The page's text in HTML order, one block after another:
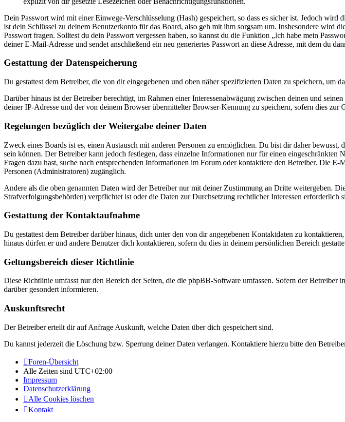
Dein Passwort wird mit einer Einwege-Verschlüsselung (Hash) gespeichert, so dass es sicher ist. Jedoch
ist dein Schlüssel zu deinem Benutzerkonto für das Board, also geh mit ihm sorgsam um. Insbesondere
Passwort fragen. Solltest du dein Passwort vergessen haben, so kannst du die Funktion „Ich habe mein
deiner E-Mail-Adresse und sendet anschließend ein neu generiertes Passwort an diese Adresse, mit dem du
Gestattung der Datenspeicherung
Du gestattest dem Betreiber, die von dir eingegebenen und oben näher spezifizierten Daten zu speichern, um
Darüber hinaus ist der Betreiber berechtigt, im Rahmen einer Interessenabwägung zwischen deinen und
deiner IP-Adresse und der von deinem Browser übermittelter Browser-Kennung zu speichern, sofern dies
Regelungen bezüglich der Weitergabe deiner Daten
Zweck eines Boards ist es, einen Austausch mit anderen Personen zu ermöglichen. Du bist dir daher
sein können. Der Betreiber kann jedoch festlegen, dass einzelne Informationen nur für einen
Fragen dazu hast, suche nach entsprechenden Informationen im Forum oder kontaktiere den Betreiber. Die
Personen (Administratoren) zugänglich.
Andere als die oben genannten Daten wird der Betreiber nur mit deiner Zustimmung an Dritte weitergeben.
Strafverfolgungsbehörden) verpflichtet ist oder die Daten zur Durchsetzung rechtlicher Interessen erforderlich
Gestattung der Kontaktaufnahme
Du gestattest dem Betreiber darüber hinaus, dich unter den von dir angegebenen Kontaktdaten zu
hinaus dürfen er und andere Benutzer dich kontaktieren, sofern du dies in deinem persönlichen Bereich
Geltungsbereich dieser Richtlinie
Diese Richtlinie umfasst nur den Bereich der Seiten, die die phpBB-Software umfassen. Sofern der Betreiber
darüber gesondert informieren.
Auskunftsrecht
Der Betreiber erteilt dir auf Anfrage Auskunft, welche Daten über dich gespeichert sind.
Du kannst jederzeit die Löschung bzw. Sperrung deiner Daten verlangen. Kontaktiere hierzu bitte den
Foren-Übersicht
Alle Zeiten sind UTC+02:00
Impressum
Datenschutzerklärung
Alle Cookies löschen
Kontakt